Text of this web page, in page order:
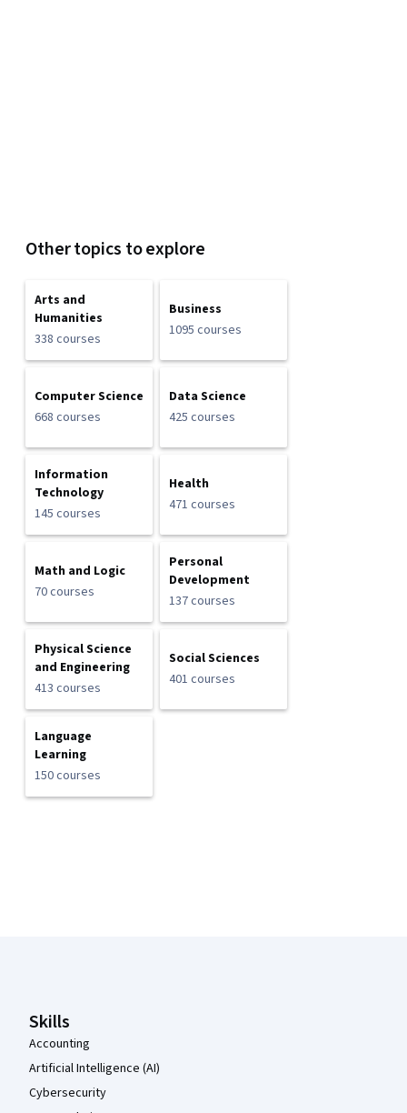
Other topics to explore
Arts and
Humanities
338 courses
Business
1095 courses
Computer Science
668 courses
Data Science
425 courses
Information
Technology
145 courses
Health
471 courses
Math and Logic
70 courses
Personal
Development
137 courses
Physical Science
and Engineering
413 courses
Social Sciences
401 courses
Language
Learning
150 courses
Skills
Accounting
Artificial Intelligence (AI)
Cybersecurity